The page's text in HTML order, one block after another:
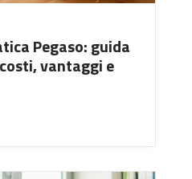
Pegaso: guida
vantaggi e